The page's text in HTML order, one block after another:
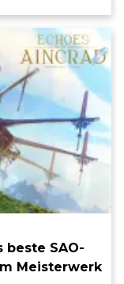
beste SAO-
Meisterwerk